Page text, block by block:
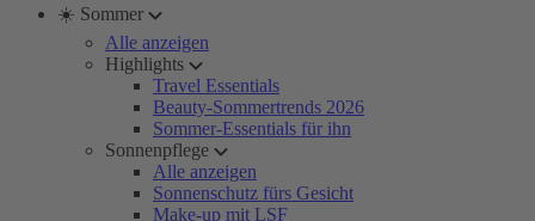
☀️ Sommer
Alle anzeigen
Highlights
Travel Essentials
Beauty-Sommertrends 2026
Sommer-Essentials für ihn
Sonnenpflege
Alle anzeigen
Sonnenschutz fürs Gesicht
Make-up mit LSF